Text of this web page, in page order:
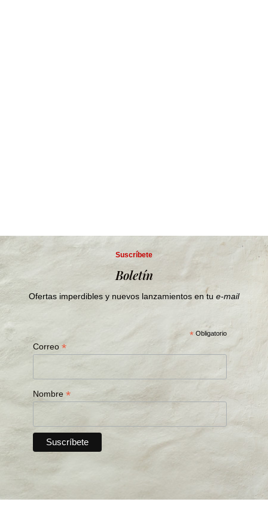
Suscríbete
Boletín
Ofertas imperdibles y nuevos lanzamientos en tu e-mail
* Obligatorio
Correo*
Nombre*